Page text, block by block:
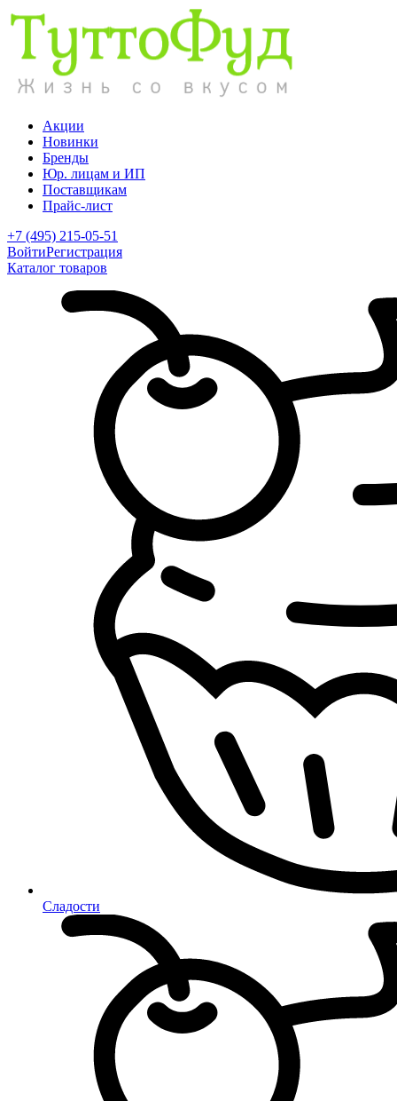
Акции
Новинки
Бренды
Юр. лицам и ИП
Поставщикам
Прайс-лист
+7 (495) 215-05-51
ВойтиРегистрация
Каталог товаров
Сладости